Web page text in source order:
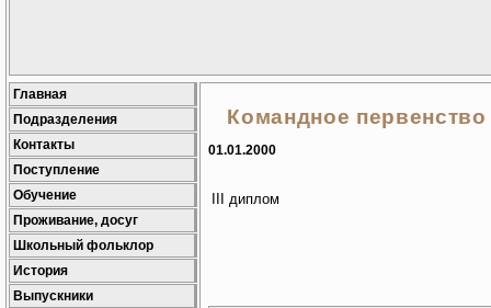
Главная
Подразделения
Контакты
Поступление
Обучение
Проживание, досуг
Школьный фольклор
История
Выпускники
Командное
01.01.2000
III диплом